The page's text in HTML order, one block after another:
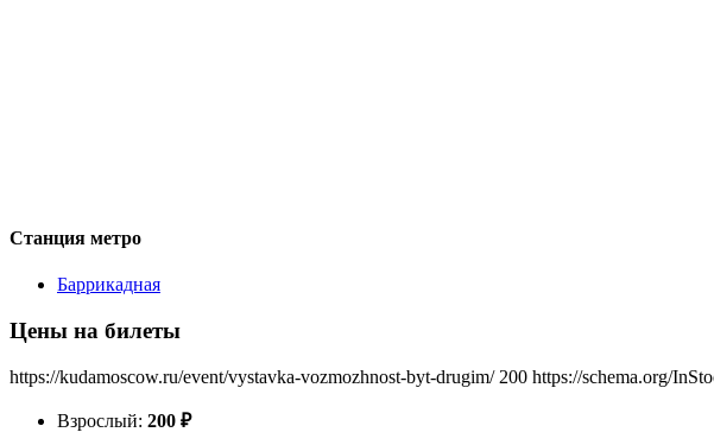
Станция метро
Баррикадная
Цены на билеты
https://kudamoscow.ru/event/vystavka-vozmozhnost-byt-drugim/ 200 https://schema.org/
Взрослый: 200 ₽